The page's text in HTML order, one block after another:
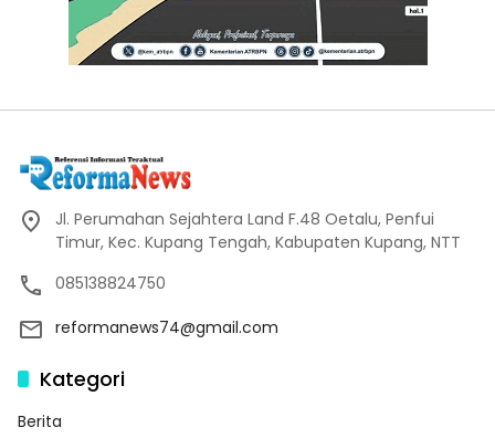
Jl. Perumahan Sejahtera Land F.48 Oetalu, Penfui
Timur, Kec. Kupang Tengah, Kabupaten Kupang, NTT
085138824750
reformanews74@gmail.com
Kategori
Berita